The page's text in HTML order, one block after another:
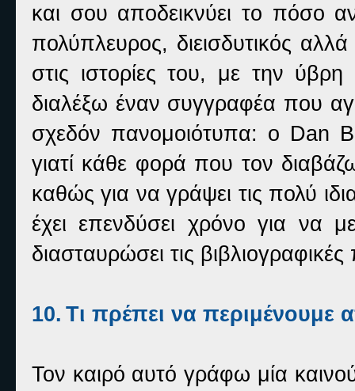
και σου αποδεικνύει το πόσο
πολύπλευρος, διεισδυτικός
στις ιστορίες του, με την
διαλέξω έναν συγγραφέα που
σχεδόν πανομοιότυπα: o Dan
γιατί κάθε φορά που τον
καθώς για να γράψει τις πολύ
έχει επενδύσει χρόνο για να
διασταυρώσει τις
10. Τι πρέπει να περιμένουμε
Τον καιρό αυτό γράφω μία